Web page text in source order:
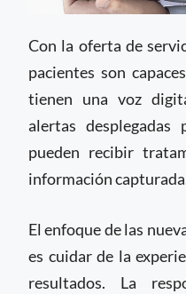
Con la oferta de
pacientes son
tienen una voz
alertas
pueden recibir
información
El enfoque de las
es cuidar de la
resultados. La